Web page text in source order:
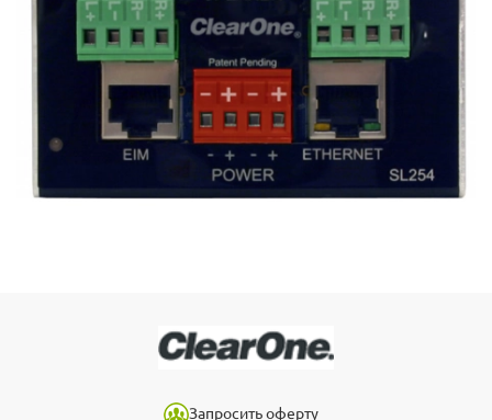
Запросить оферту